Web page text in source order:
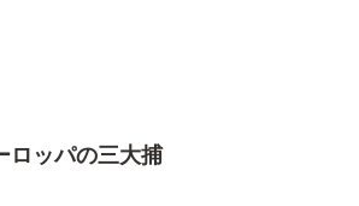
ロッパの三大捕